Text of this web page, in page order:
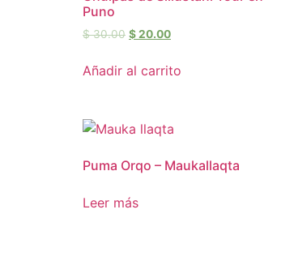
Puno
$30.00 $20.00
Añadir al carrito
Puma Orqo – Maukallaqta
Leer más